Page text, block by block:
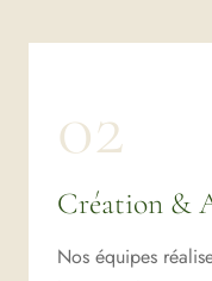
02
Création &
Nos équipes